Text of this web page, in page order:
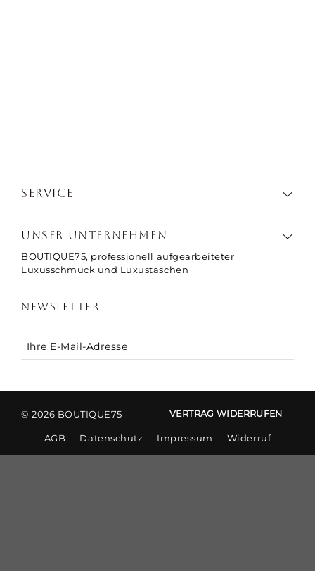
SERVICE
UNSER UNTERNEHMEN
BOUTIQUE75, professionell aufgearbeiteter
Luxusschmuck und Luxustaschen
NEWSLETTER
© 2026 BOUTIQUE75 VERTRAG WIDERRUFEN
AGB Datenschutz Impressum Widerruf